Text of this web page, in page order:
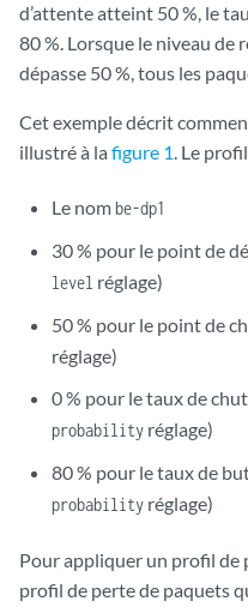
d’attente atteint 50 %, le
80 %. Lorsque le niveau de
dépasse 50 %, tous les
Cet exemple décrit
illustré à la figure 1. Le
Le nombe-dp1
30 % pour le point de
level réglage)
50 % pour le point de
réglage)
0 % pour le taux de
probability réglage)
80 % pour le taux de
probability réglage)
Pour appliquer un profil de
profil de perte de paquets